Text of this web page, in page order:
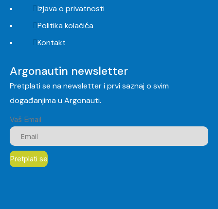
Izjava o privatnosti
Politika kolačića
Kontakt
Argonautin newsletter
Pretplati se na newsletter i prvi saznaj o svim
događanjima u Argonauti.
Vaš Email